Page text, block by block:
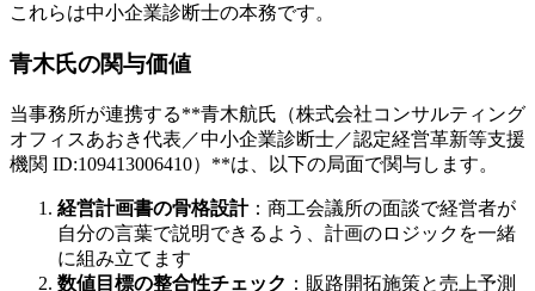
これらは中小企業診断士の本務です。
青木氏の関与価値
当事務所が連携する**青木航氏（株式会社コンサルティング
オフィスあおき代表／中小企業診断士／認定経営革新等支援
機関 ID:109413006410）**は、以下の局面で関与します。
経営計画書の骨格設計：商工会議所の面談で経営者が
自分の言葉で説明できるよう、計画のロジックを一緒
に組み立てます
数値目標の整合性チェック ：販路開拓施策と売上予測